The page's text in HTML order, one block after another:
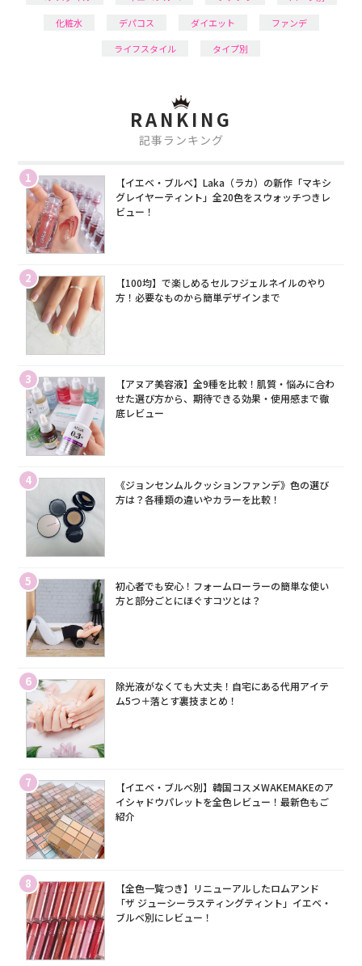
化粧水
デパコス ダイエット
ファンデ
ライフスタイル
タイプ別
RANKING
記事ランキング
1
【イエベ・ブルベ】Laka（ラカ）の新作「マキシ
グレイヤーティント」全20色をスウォッチつきレ
ビュー！
2
【100均】で楽しめるセルフジェルネイルのやり
方！必要なものから簡単デザインまで
3
【アヌア美容液】全9種を比較！肌質・悩みに合わ
せた選び方から、期待できる効果・使用感まで徹
底レビュー
4
《ジョンセンムルクッションファンデ》色の選び
方は？各種類の違いやカラーを比較！
5
初心者でも安心！フォームローラーの簡単な使い
方と部分ごとにほぐすコツとは？
6
除光液がなくても大丈夫！自宅にある代用アイテ
ム5つ＋落とす裏技まとめ！
7
【イエベ・ブルベ別】韓国コスメWAKEMAKEのア
イシャドウパレットを全色レビュー！最新色もご
紹介
8
【全色一覧つき】リニューアルしたロムアンド
「ザ ジューシーラスティングティント」イエベ・
ブルベ別にレビュー！